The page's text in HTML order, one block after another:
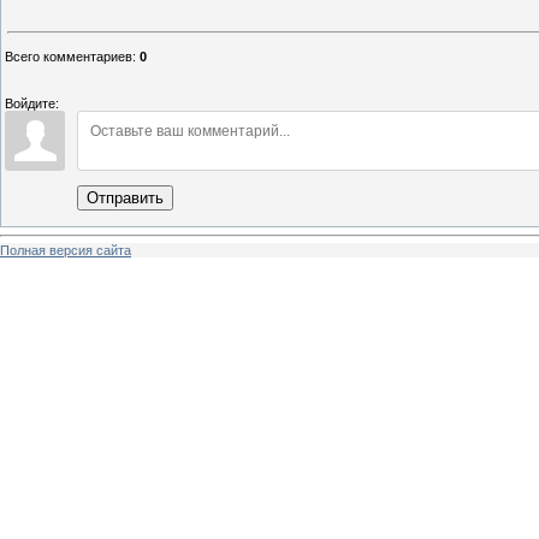
Всего комментариев: 0
Войдите:
Отправить
Полная версия сайта